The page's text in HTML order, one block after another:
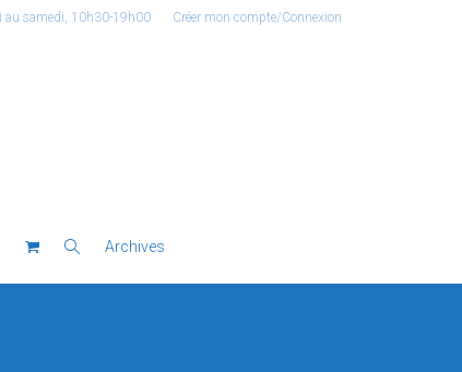
au samedi, 10h30-19h00 Créer mon compte/Connexion
Archives